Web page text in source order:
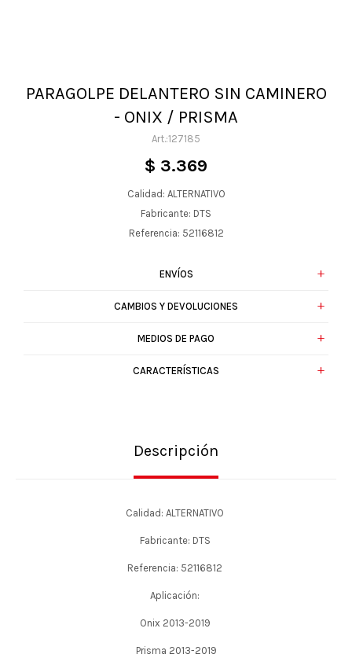
PARAGOLPE DELANTERO SIN CAMINERO
- ONIX / PRISMA
127185
$ 3.369
Calidad: ALTERNATIVO
Fabricante: DTS
Referencia: 52116812
ENVÍOS
CAMBIOS Y DEVOLUCIONES
MEDIOS DE PAGO
CARACTERÍSTICAS
Descripción
Calidad: ALTERNATIVO
Fabricante: DTS
Referencia: 52116812
Aplicación:
Onix 2013-2019
Prisma 2013-2019